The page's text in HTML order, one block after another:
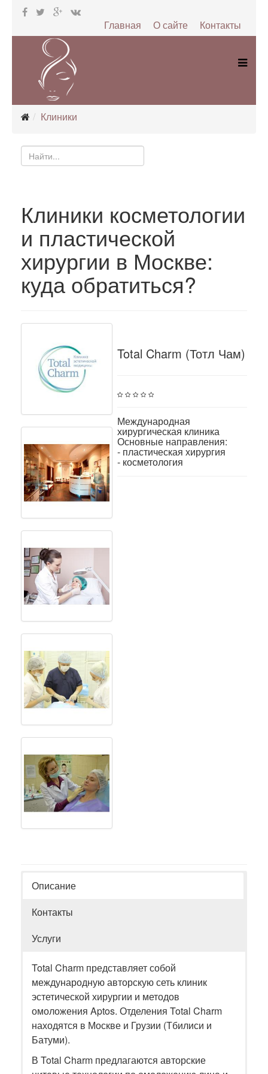
Контакты
О сайте
Главная
Клиники
Клиники косметологии
и пластической
хирургии в Москве:
куда обратиться?
Total Charm (Тотл Чам)
Международная
хирургическая клиника
Основные направления:
- пластическая хирургия
- косметология
Описание
Контакты
Услуги
Total Charm представляет собой
международную авторскую сеть клиник
эстетической хирургии и методов
омоложения Aptos. Отделения Total Charm
находятся в Москве и Грузии (Тбилиси и
Батуми).
В Total Charm предлагаются авторские